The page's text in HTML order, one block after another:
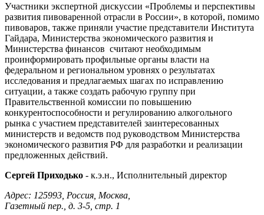
Участники экспертной дискуссии «Проблемы и перспективы
развития пивоваренной отрасли в России», в которой, помимо
пивоваров, также приняли участие представители Института
Гайдара, Министерства экономического развития и
Министерства финансов считают необходимым
проинформировать профильные органы власти на
федеральном и региональном уровнях о результатах
исследования и предлагаемых шагах по исправлению
ситуации, а также создать рабочую группу при
Правительственной комиссии по повышению
конкурентоспособности и регулированию алкогольного
рынка с участием представителей заинтересованных
министерств и ведомств под руководством Министерства
экономического развития РФ для разработки и реализации
предложенных действий.
Сергей Приходько - к.э.н., Исполнительный директор
Адрес: 125993, Россия, Москва,
Газетный пер., д. 3-5, стр. 1